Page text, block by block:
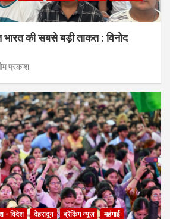
भारत की सबसे बड़ी ताकत : विनोद
प्रकाश
- विदेश देहरादून ब्रेकिंग न्यूज़
महंगाई